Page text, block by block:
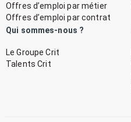
Offres d’emploi par métier
Offres d’emploi par contrat
Qui sommes-nous ?
Le Groupe Crit
Talents Crit